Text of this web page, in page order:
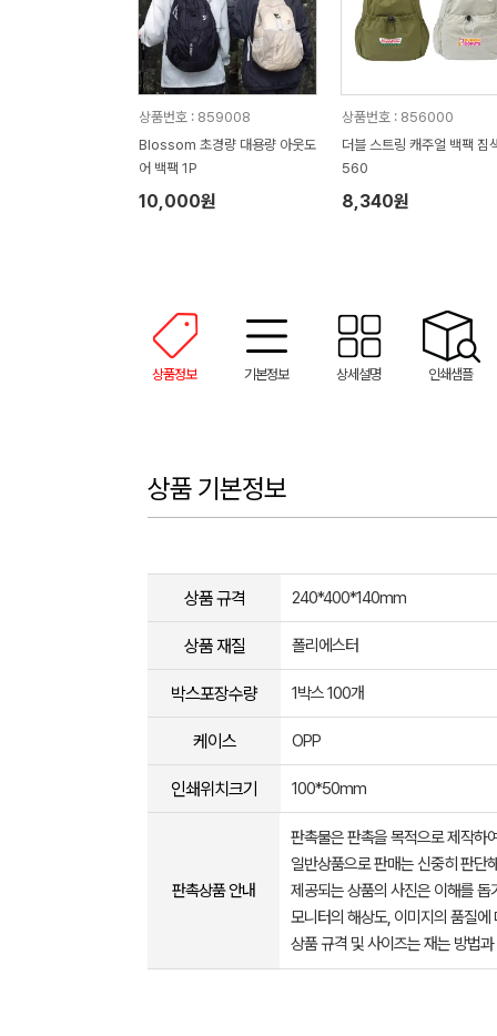
상품번호 : 859008
Blossom 초경량 대용량 아웃도
어 백팩 1P
10,000원
상품번호 : 856000
더블 스트링 캐주얼 백팩 짐
560
8,340원
상품정보 기본정보 상세설명 인쇄샘플
상품 기본정보
상품 규격 240*400*140mm
상품 재질 폴리에스터
박스포장수량 1박스 100개
케이스 OPP
인쇄위치크기 100*50mm
판촉상품 안내
판촉물은 판촉을 목적으로 제작하
일반상품으로 판매는 신중히 판단
제공되는 상품의 사진은 이해를
모니터의 해상도, 이미지의 품질
상품 규격 및 사이즈는 재는 방법